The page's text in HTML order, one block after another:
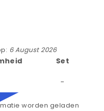
6 August 2026
Set
-
worden geladen